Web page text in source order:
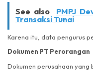
See also
PMPJ
Transaksi Tunai
Karena itu, data pengurus
Dokumen PT Perorangan
Dokumen perusahaan yang